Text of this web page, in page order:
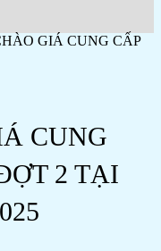
GIÁ CUNG CẤP
CUNG
2 TẠI